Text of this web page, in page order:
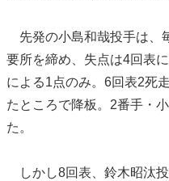
先発の小島和哉投手は、
要所を締め、失点は4回表
による1点のみ。6回表2死
たところで降板。2番手・
た。
しかし8回表、鈴木昭汰